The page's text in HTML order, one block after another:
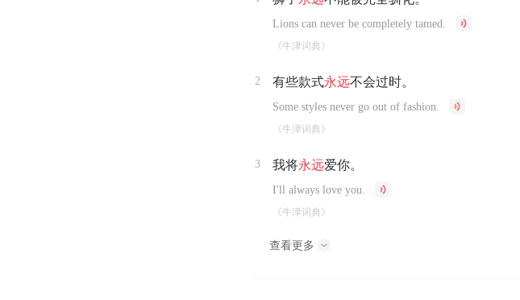
Lions can never be completely tamed.
《牛津词典》
2 有些款式永远不会过时。
Some styles never go out of fashion.
《牛津词典》
3 我将永远爱你。
I'll always love you.
《牛津词典》
查看更多